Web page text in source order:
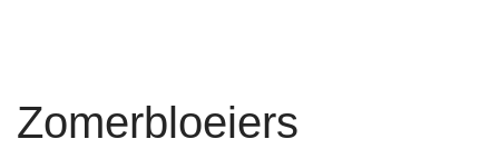
Zomerbloeiers